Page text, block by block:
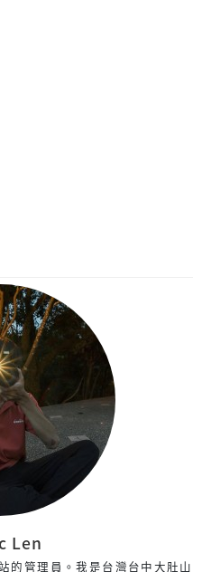
Len
的管理員。我是台灣台中大肚山